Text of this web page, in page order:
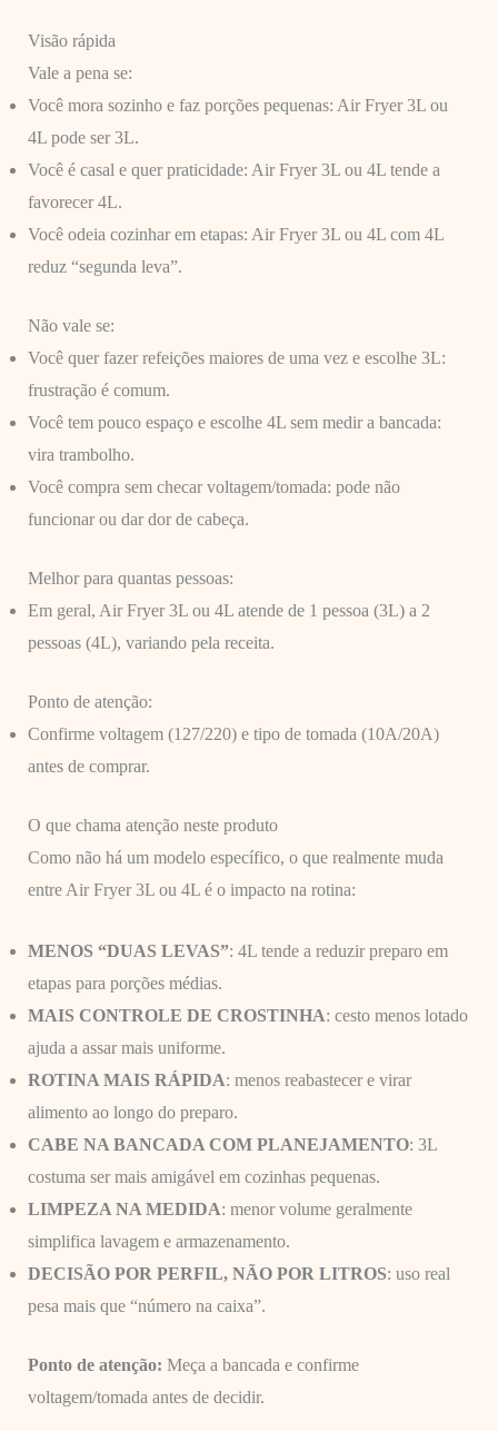
Visão rápida
Vale a pena se:
Você mora sozinho e faz porções pequenas: Air Fryer 3L ou
4L pode ser 3L.
Você é casal e quer praticidade: Air Fryer 3L ou 4L tende a
favorecer 4L.
Você odeia cozinhar em etapas: Air Fryer 3L ou 4L com 4L
reduz “segunda leva”.
Não vale se:
Você quer fazer refeições maiores de uma vez e escolhe 3L:
frustração é comum.
Você tem pouco espaço e escolhe 4L sem medir a bancada:
vira trambolho.
Você compra sem checar voltagem/tomada: pode não
funcionar ou dar dor de cabeça.
Melhor para quantas pessoas:
Em geral, Air Fryer 3L ou 4L atende de 1 pessoa (3L) a 2
pessoas (4L), variando pela receita.
Ponto de atenção:
Confirme voltagem (127/220) e tipo de tomada (10A/20A)
antes de comprar.
O que chama atenção neste produto
Como não há um modelo específico, o que realmente muda
entre Air Fryer 3L ou 4L é o impacto na rotina:
MENOS “DUAS LEVAS”: 4L tende a reduzir preparo em
etapas para porções médias.
MAIS CONTROLE DE CROSTINHA: cesto menos lotado
ajuda a assar mais uniforme.
ROTINA MAIS RÁPIDA: menos reabastecer e virar
alimento ao longo do preparo.
CABE NA BANCADA COM PLANEJAMENTO: 3L
costuma ser mais amigável em cozinhas pequenas.
LIMPEZA NA MEDIDA: menor volume geralmente
simplifica lavagem e armazenamento.
DECISÃO POR PERFIL, NÃO POR LITROS: uso real
pesa mais que “número na caixa”.
Ponto de atenção: Meça a bancada e confirme
voltagem/tomada antes de decidir.